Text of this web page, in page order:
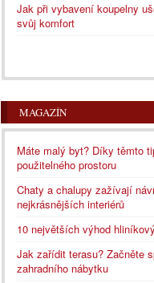
Jak při vybavení koupelny
svůj komfort
MAGAZÍN
Máte malý byt? Díky těmto
použitelného prostoru
Chaty a chalupy zažívají
nejkrásnějších interiérů
10 největších výhod
Jak zařídit terasu? Začněte
zahradního nábytku